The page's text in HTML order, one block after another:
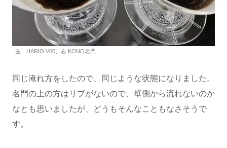
左 HARIO V60、右 KONO名門
同じ淹れ方をしたので、同じような状態になりました。
名門の上の方はリブがないので、壁側から流れないのか
なとも思いましたが、どうもそんなこともなさそうで
す。